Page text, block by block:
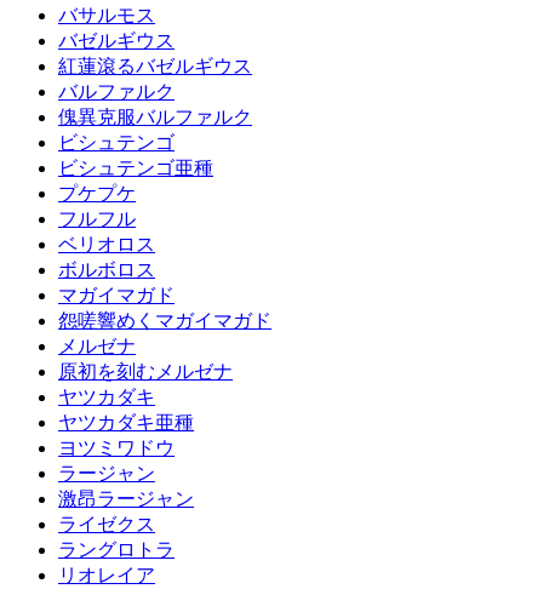
バサルモス
バゼルギウス
紅蓮滾るバゼルギウス
バルファルク
傀異克服バルファルク
ビシュテンゴ
ビシュテンゴ亜種
プケプケ
フルフル
ベリオロス
ボルボロス
マガイマガド
怨嗟響めくマガイマガド
メルゼナ
原初を刻むメルゼナ
ヤツカダキ
ヤツカダキ亜種
ヨツミワドウ
ラージャン
激昂ラージャン
ライゼクス
ラングロトラ
リオレイア